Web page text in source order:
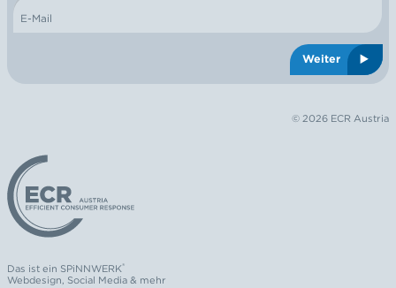
E-Mail
Weiter
© 2026 ECR Austria
Logo: ECR Austria
Das ist ein SPiNNWERK®
Webdesign, Social Media& mehr